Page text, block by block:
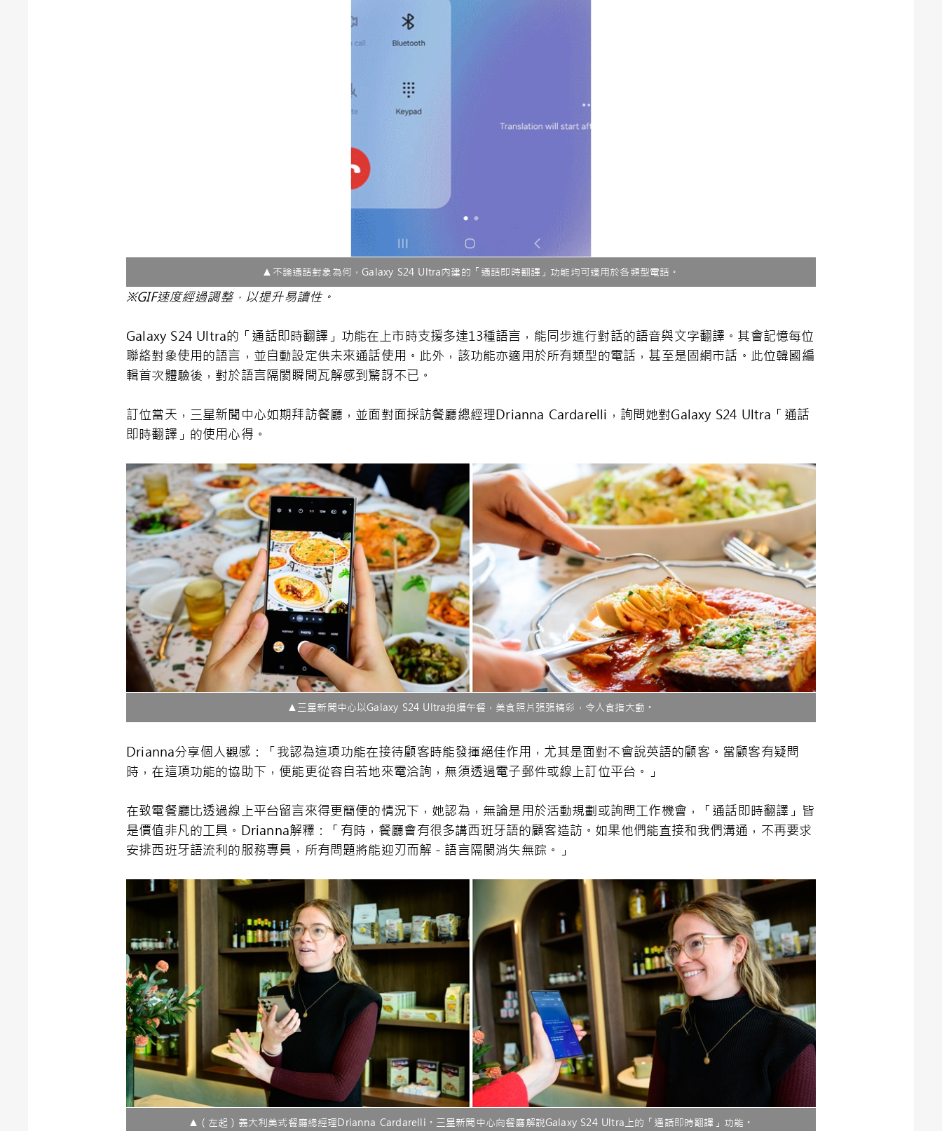
▲不論通話對象為何，Galaxy S24 Ultra內建的「通話即時翻譯」功能均可適用於各類型電話。
※GIF速度經過調整，以提升易讀性。
Galaxy S24 Ultra的「通話即時翻譯」功能在上市時支援多達13種語言，能同步進行對話的語音與文字翻譯。其會記憶每位
聯絡對象使用的語言，並自動設定供未來通話使用。此外，該功能亦適用於所有類型的電話，甚至是固網市話。此位韓國編
輯首次體驗後，對於語言隔閡瞬間瓦解感到驚訝不已。
訂位當天，三星新聞中心如期拜訪餐廳，並面對面採訪餐廳總經理Drianna Cardarelli，詢問她對Galaxy S24 Ultra「通話
即時翻譯」的使用心得。
▲三星新聞中心以Galaxy S24 Ultra拍攝午餐，美食照片張張精彩，令人食指大動。
Drianna分享個人觀感：「我認為這項功能在接待顧客時能發揮絕佳作用，尤其是面對不會說英語的顧客。當顧客有疑問
時，在這項功能的協助下，便能更從容自若地來電洽詢，無須透過電子郵件或線上訂位平台。」
在致電餐廳比透過線上平台留言來得更簡便的情況下，她認為，無論是用於活動規劃或詢問工作機會，「通話即時翻譯」皆
是價值非凡的工具。Drianna解釋：「有時，餐廳會有很多講西班牙語的顧客造訪。如果他們能直接和我們溝通，不再要求
安排西班牙語流利的服務專員，所有問題將能迎刃而解－語言隔閡消失無踪。」
▲（左起）義大利美式餐廳總經理Drianna Cardarelli。三星新聞中心向餐廳解說Galaxy S24 Ultra上的「通話即時翻譯」功能。